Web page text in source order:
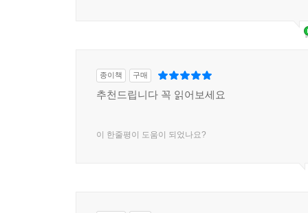
종이책 구매
추천드립니다 꼭 읽어보세요
이 한줄평이 도움이 되었나요?